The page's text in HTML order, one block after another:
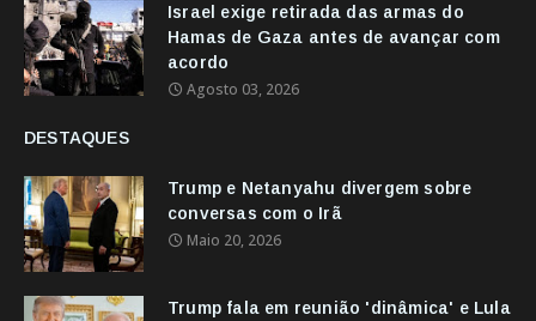
Israel exige retirada das armas do
Hamas de Gaza antes de avançar com
acordo
Agosto 03, 2026
DESTAQUES
Trump e Netanyahu divergem sobre
conversas com o Irã
Maio 20, 2026
Trump fala em reunião 'dinâmica' e Lula